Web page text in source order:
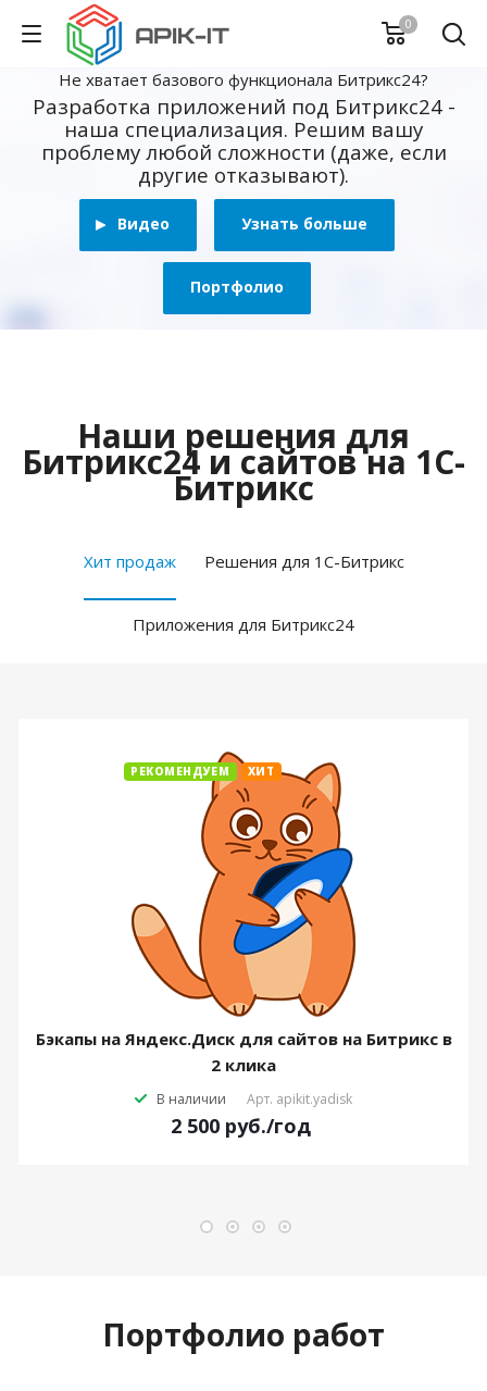
0
Не хватает базового функционала Битрикс24?
Разработка приложений под Битрикс24 -
наша специализация. Решим вашу
проблему любой сложности (даже, если
другие отказывают).
Видео Узнать больше
Портфолио
Наши решения для
Битрикс24 и сайтов на 1С-
Битрикс
Хит продаж Решения для 1С-Битрикс
Приложения для Битрикс24
РЕКОМЕНДУЕМ ХИТ
Бэкапы на Яндекс.Диск для сайтов на Битрикс в
2 клика
В наличии Арт. apikit.yadisk
2 500 руб./год
Портфолио работ